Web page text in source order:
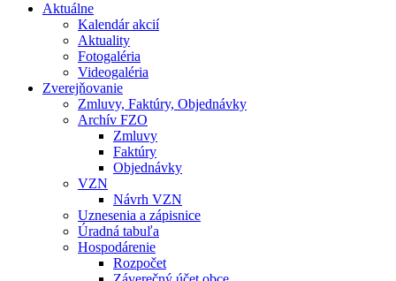
Aktuálne
Kalendár akcií
Aktuality
Fotogaléria
Videogaléria
Zverejňovanie
Zmluvy, Faktúry, Objednávky
Archív FZO
Zmluvy
Faktúry
Objednávky
VZN
Návrh VZN
Uznesenia a zápisnice
Úradná tabuľa
Hospodárenie
Rozpočet